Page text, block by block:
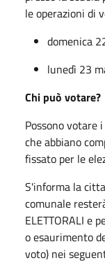
le operazioni di
domenica
lunedì 23
Chi può votare?
Possono
che abbiano
fissato per le
S'informa la
comunale
ELETTORALI e
o esaurimento
voto) nei